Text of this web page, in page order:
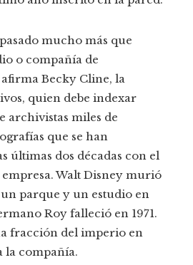
mucho más que
o compañía de
Becky Cline, la
quien debe indexar
archivistas miles de
que se han
últimas dos décadas con el
Walt Disney murió
parque y un estudio en
Roy falleció en 1971.
fracción del imperio en
la compañía.